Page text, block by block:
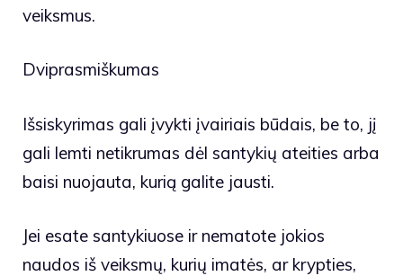
veiksmus.
Dviprasmiškumas
Išsiskyrimas gali įvykti įvairiais būdais, be to, jį
gali lemti netikrumas dėl santykių ateities arba
baisi nuojauta, kurią galite jausti.
Jei esate santykiuose ir nematote jokios
naudos iš veiksmų, kurių imatės, ar krypties,